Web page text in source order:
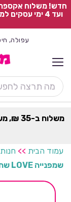
ועד 4 ימי
עפולה,
עמוד הבית >> חנות
שמפנייה LOVE שחור